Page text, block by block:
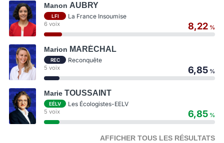
Manon AUBRY
LFI La France Insoumise
6 voix 8,22 %
Marion MARÉCHAL
REC Reconquête
5 voix 6,85 %
Marie TOUSSAINT
EÉLV Les Écologistes-EELV
5 voix 6,85 %
AFFICHER TOUS LES RÉSULTATS